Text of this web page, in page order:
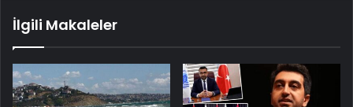
İlgili Makaleler